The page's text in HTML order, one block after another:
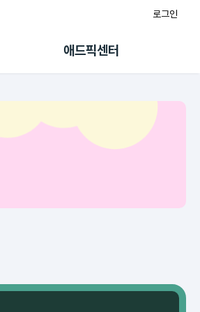
로그인
애드픽센터
멤버십 센터
마이도메인